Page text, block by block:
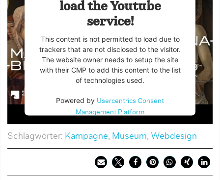
load the Youtube
service!
This content is not permitted to load due to
trackers that are not disclosed to the visitor.
The website owner needs to setup the site
with their CMP to add this content to the list
of technologies used.
Powered by Usercentrics Consent
Management Platform
Schlagwörter: Kampagne, Museum, Webdesign